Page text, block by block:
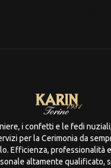
i confetti e le fedi
per la Cerimonia da
Efficienza, professionalità
altamente qualificato,